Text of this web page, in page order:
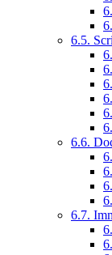
6.5.
6.6.
6.7.